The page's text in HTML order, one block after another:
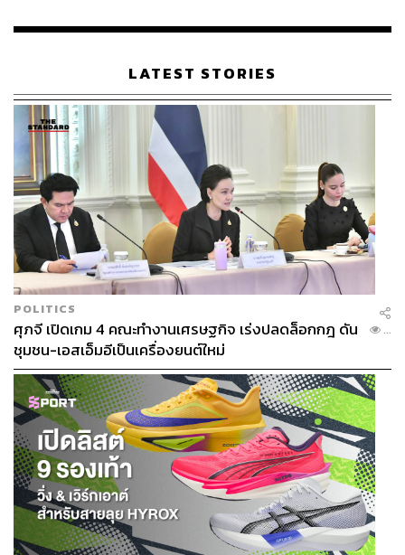
เรือนไทยที่ถูกซุกไว้
LATEST STORIES
POLITICS
ศุภจี เปิดเกม 4 คณะทำงานเศรษฐกิจ เร่งปลดล็อกกฎ ดัน
ชุมชน-เอสเอ็มอีเป็นเครื่องยนต์ใหม่
...